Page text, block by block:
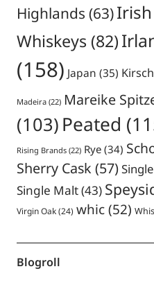
Highlands (63)
Whiskeys (82)
(158) Japan (35)
Madeira(22) Mareike
(103) Peated
Rising Brands(22) Rye(34)
Sherry Cask (57)
Single Malt(43)
Virgin Oak(24) whic(52)
Blogroll